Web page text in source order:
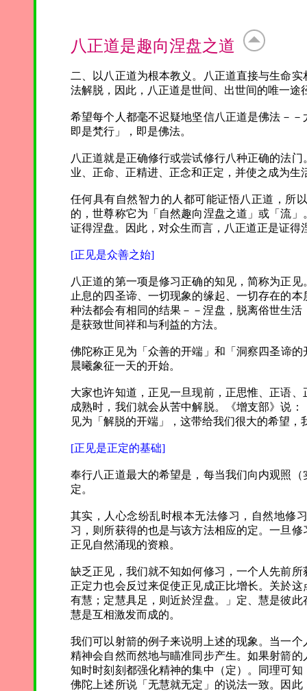
八正道是趣向涅盘之道
二、以八正道为根本教义。八正道直接与生命
法解脱，因此，八正道是世间、出世间的唯一途
希望每个人都毫不迟疑地坚信八正道是佛法－
即是梵行」，即是佛法。
八正道就是正确修行或尝试修行八种正确的法
业、正命、正精进、正念和正定，并使之成为
任何具有自然智力的人都可能证悟八正道，所
的，世尊称它为「自然趣向涅盘之道」或「流
证得涅盘。因此，对众生而言，八正道正是证得
[正见是众善之始]
八正道的第一项是修习正确的知见，简称为正
止息的四圣谛、一切现象的缘起、一切存在的
种法都会有相同的结果－－涅盘，脱离俗世生
是获致世间祥和与利益的方法。
佛陀称正见为「众善的开端」和「洞察四圣谛
晨曦象征一天的开始。
大家也许知道，正见一旦现前，正思惟、正语
成熟时，我们就会从苦中解脱。《增支部》说
见为「解脱的开端」，这带给我们很大的希望
[正见是正定的基础]
奉行八正道最大的希望是，每当我们向内观照
定。
其实，人心念纷乱时根本无法修习，自然地修
习，则所获得的也是与该方法相应的定。一旦
正见自然涌现的资粮。
缺乏正见，我们就不知如何修习，一个人先前
正定力也会反过来促使正见成正比增长。关於
有慧；定慧具足，则近於涅盘。」定、慧是彼
慧是互相激发而成的。
我们可以射箭的例子来说明上述的现象。当一
精神会自然而然地与瞄准同步产生。如果射箭
知时时刻刻都强化精神的集中（定）。同理可
佛陀上述所说「无慧就无定」的说法一致。因